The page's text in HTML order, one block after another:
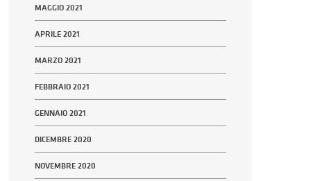
MAGGIO 2021
APRILE 2021
MARZO 2021
FEBBRAIO 2021
GENNAIO 2021
DICEMBRE 2020
NOVEMBRE 2020